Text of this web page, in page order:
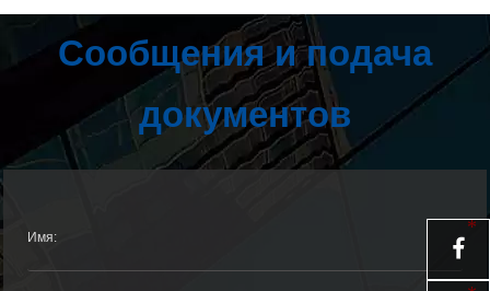
Сообщения и подача
документов
